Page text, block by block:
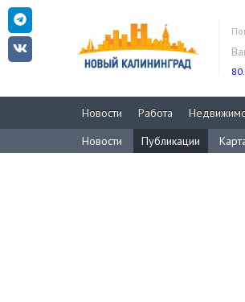
Новости Работа
Новости
Публикации